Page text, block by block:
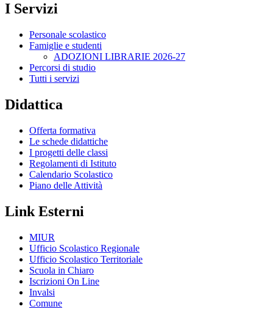
I Servizi
Personale scolastico
Famiglie e studenti
ADOZIONI LIBRARIE 2026-27
Percorsi di studio
Tutti i servizi
Didattica
Offerta formativa
Le schede didattiche
I progetti delle classi
Regolamenti di Istituto
Calendario Scolastico
Piano delle Attività
Link Esterni
MIUR
Ufficio Scolastico Regionale
Ufficio Scolastico Territoriale
Scuola in Chiaro
Iscrizioni On Line
Invalsi
Comune